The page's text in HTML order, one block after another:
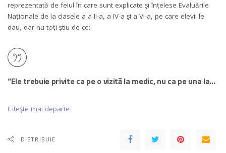
reprezentată de felul în care sunt explicate și înțelese Evaluările
Naționale de la clasele a a II-a, a IV-a și a VI-a, pe care elevii le
dau, dar nu toți știu de ce:
“Ele trebuie privite ca pe o vizită la medic, nu ca pe una la…
Citeşte mai departe
DISTRIBUIE